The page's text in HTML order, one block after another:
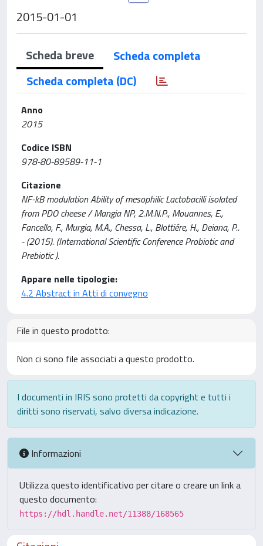
2015-01-01
Scheda breve
Scheda completa
Scheda completa (DC)
Anno
2015
Codice ISBN
978-80-89589-11-1
Citazione
NF-kB modulation Ability of mesophilic Lactobacilli isolated
from PDO cheese / Mangia NP, 2.M.N.P., Mouannes, E.,
Fancello, F., Murgia, M.A., Chessa, L., Blottiére, H., Deiana, P..
- (2015). (International Scientific Conference Probiotic and
Prebiotic ).
Appare nelle tipologie:
4.2 Abstract in Atti di convegno
File in questo prodotto:
Non ci sono file associati a questo prodotto.
I documenti in IRIS sono protetti da copyright e tutti i
diritti sono riservati, salvo diversa indicazione.
Informazioni
Utilizza questo identificativo per citare o creare un link a
questo documento:
https://hdl.handle.net/11388/168565